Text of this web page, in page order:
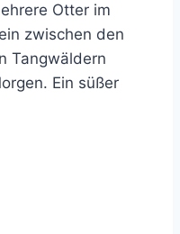
Otter im
zwischen den
Tangwäldern
Ein süßer